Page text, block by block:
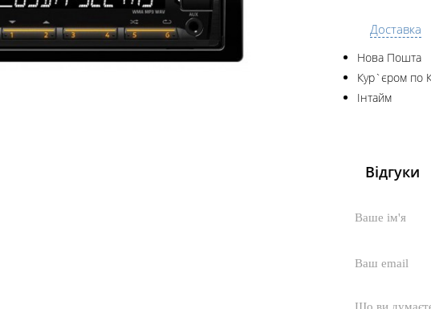
Доставка
Нова Пошта
Кур`єром по
Інтайм
Відгуки